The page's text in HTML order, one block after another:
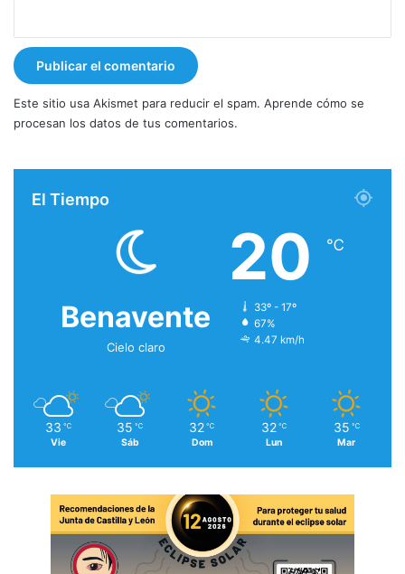
Este sitio usa Akismet para reducir el spam. Aprende cómo se
procesan los datos de tus comentarios.
El Tiempo
Benavente
Cielo claro
20 ℃
33º - 17º
67%
4.47 km/h
33 ℃
Vie
35 ℃
Sáb
32 ℃
Dom
32 ℃
Lun
35 ℃
Mar